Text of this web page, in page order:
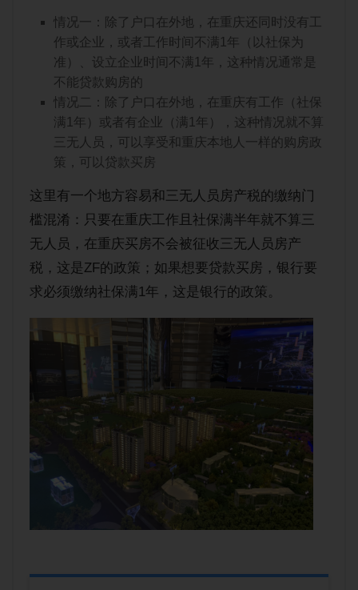
情况一：除了户口在外地，在重庆还同时没有工
作或企业，或者工作时间不满1年（以社保为
准）、设立企业时间不满1年，这种情况通常是
不能贷款购房的
情况二：除了户口在外地，在重庆有工作（社保
满1年）或者有企业（满1年），这种情况就不算
三无人员，可以享受和重庆本地人一样的购房政
策，可以贷款买房
这里有一个地方容易和三无人员房产税的缴纳门
槛混淆：只要在重庆工作且社保满半年就不算三
无人员，在重庆买房不会被征收三无人员房产
税，这是ZF的政策；如果想要贷款买房，银行要
求必须缴纳社保满1年，这是银行的政策。